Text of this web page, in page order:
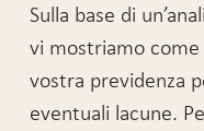
Sulla base di
vi mostriamo
vostra previdenza
eventuali lacune.